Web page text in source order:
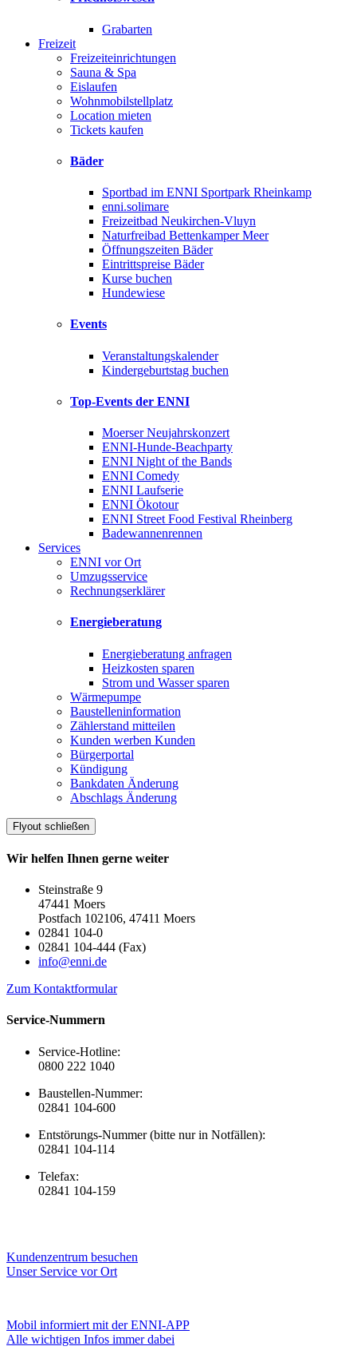
Grabarten
Freizeit
Freizeiteinrichtungen
Sauna & Spa
Eislaufen
Wohnmobilstellplatz
Location mieten
Tickets kaufen
Bäder
Sportbad im ENNI Sportpark Rheinkamp
enni.solimare
Freizeitbad Neukirchen-Vluyn
Naturfreibad Bettenkamper Meer
Öffnungszeiten Bäder
Eintrittspreise Bäder
Kurse buchen
Hundewiese
Events
Veranstaltungskalender
Kindergeburtstag buchen
Top-Events der ENNI
Moerser Neujahrskonzert
ENNI-Hunde-Beachparty
ENNI Night of the Bands
ENNI Comedy
ENNI Laufserie
ENNI Ökotour
ENNI Street Food Festival Rheinberg
Badewannenrennen
Services
ENNI vor Ort
Umzugsservice
Rechnungserklärer
Energieberatung
Energieberatung anfragen
Heizkosten sparen
Strom und Wasser sparen
Wärmepumpe
Baustelleninformation
Zählerstand mitteilen
Kunden werben Kunden
Bürgerportal
Kündigung
Bankdaten Änderung
Abschlags Änderung
Flyout schließen
Wir helfen Ihnen gerne weiter
Steinstraße 9
47441 Moers
Postfach 102106, 47411 Moers
02841 104-0
02841 104-444 (Fax)
info@enni.de
Zum Kontaktformular
Service-Nummern
Service-Hotline:
0800 222 1040
Baustellen-Nummer:
02841 104-600
Entstörungs-Nummer (bitte nur in Notfällen):
02841 104-114
Telefax:
02841 104-159
Kundenzentrum besuchen
Unser Service vor Ort
Mobil informiert mit der ENNI-APP
Alle wichtigen Infos immer dabei